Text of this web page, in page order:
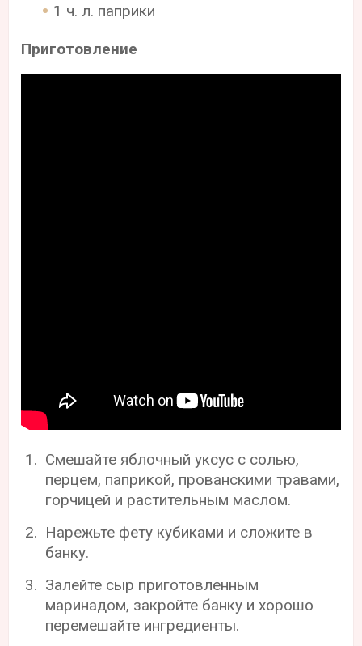
1 ч. л. паприки
Приготовление
Смешайте яблочный уксус с солью,
перцем, паприкой, прованскими травами,
горчицей и растительным маслом.
Нарежьте фету кубиками и сложите в
банку.
Залейте сыр приготовленным
маринадом, закройте банку и хорошо
перемешайте ингредиенты.